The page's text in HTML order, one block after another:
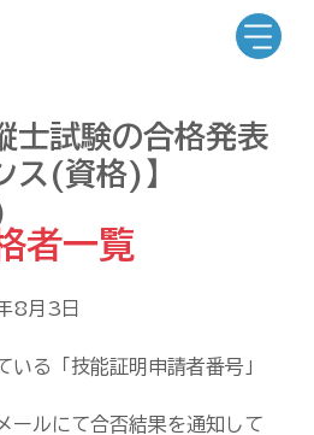
士試験の合格発表
ス(資格)】
者一覧
8月3日
いる「技能証明申請者番号」
ールにて合否結果を通知して